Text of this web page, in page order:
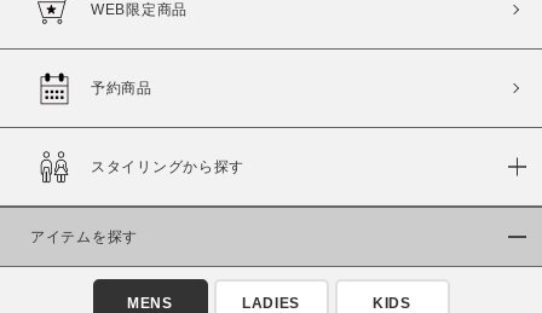
商品タイプ
通常商品
WEB限定商品
予約商品
スタイリングから探す
アイテムを探す
MENS LADIES KIDS